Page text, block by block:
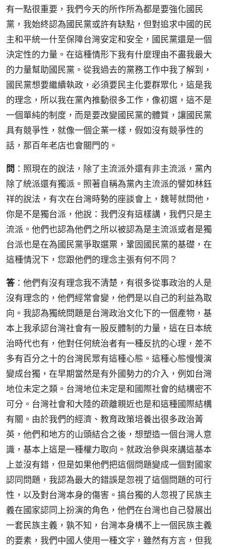
有一點很重要，我們今天的所作所為都是要強化國民
黨，我始終認為國民黨或許有缺點，但對追求中國的民
主和平統一什至保障台灣安定和安全，國民黨還是一個
決定性的力量。在這種情形下我有什麼理由不盡我最大
的力量幫助國民黨。從我過去的黨務工作中我了解到，
國民黨想要繼續執政，必須要民主化要群眾化，這是我
的理念，所以我在黨內推動很多工作，像初選，這不是
一個單純的制度，而是要改變國民黨的體質，讓國民黨
具有競爭性，就像一個企業一樣，假如沒有競爭性的
話，那百年老店也會關門的。
問 ：照現在的說法，除了主流派外還有非主流派，黨內
除了統派還有獨派。照著自稱為黨內主流派的譬如林鈺
祥的說法，有次在台灣時勢的座談會上，魏萼就問他，
你是不是獨台派，他說：我們沒有這樣講，我們只是主
流派。他們也認為他們之所以被認為是主流派或者是獨
台派也是在為國民黨爭取選票，鞏固國民黨的基礎，在
這種情況下，您跟他們的理念主張有何不同？
答：他們有沒有理念我不清楚，有很多從事政治的人是
沒有理念的，他們經常會變，他們是以自己的利益為取
向。我認為獨統問題是台灣政治文化下的一個產物，基
本上我承認台灣社會有一股反體制的力量，這在日本統
治時代也有，他對任何統治者有一種反抗的心理，差不
多有百分之十的台灣民眾有這種心態。這種心態慢慢演
變成台獨，在早期當然是有外國勢力的介入，例如台灣
地位未定之類。台灣地位未定是和國際社會的結構密不
可分。台灣社會和大陸的疏離親近也是和這種國際結構
有關。由於我們的經濟、教育政策培養出很多政治菁
英，他們和地方的山頭結合之後，想塑造一個台灣人意
識，基本上這是一種權力取向。就政治參與來講這基本
上並沒有錯，但是如果他們把這個問題變成一個對國家
認同問題，我認為最大的錯誤是忽視了這個問題的可行
性，以及對台灣本身的傷害。搞台獨的人忽視了民族主
義在國家認同上扮演的角色，他們在台灣也自己發展出
一套民族主義，孰不知，台灣本身構不上一個民族主義
的要素，我們中國人使用一種文字，雖然有方言，但我